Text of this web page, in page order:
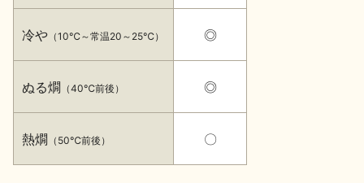
イベント情報TOP 新商品・おすすめ商品
季節の商品 イベント情報
冷や （10℃～常温20～25℃）
ぬる燗 （40℃前後）
熱燗 （50℃前後）
◎
◎
〇